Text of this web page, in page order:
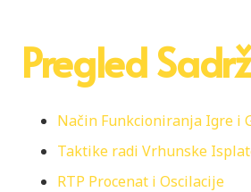
Pregled
Način Funkcioniranja Igre i
Taktike radi Vrhunske
RTP Procenat i Oscilacije